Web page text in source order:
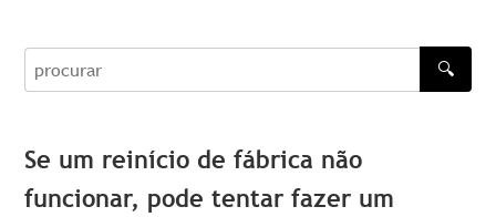
procurar
🔍
Se um reinício de fábrica não
funcionar, pode tentar fazer um